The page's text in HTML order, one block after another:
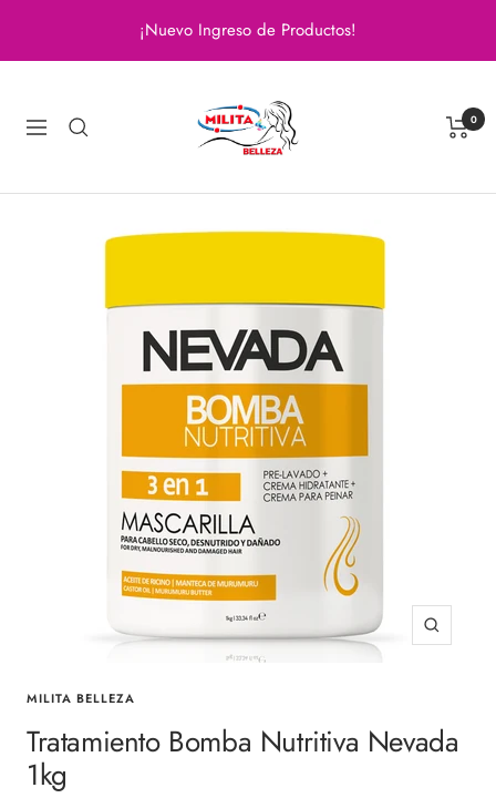
contenido
¡Nuevo Ingreso de Productos!
Navigación
Belleza
0
Zoom
MILITA BELLEZA
Tratamiento Bomba Nutritiva Nevada
1kg